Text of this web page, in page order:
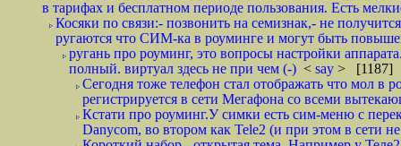
в тарифах и бесплатном периоде пользования. Есть
Косяки по связи:- позвонить на семизнак,- не
ругаются что СИМ-ка в роуминге и могут быть
ругань про роуминг, это вопросы настройки
полный. виртуал здесь не при чем (-) < say > [1187]
Сегодня тоже телефон стал отображать что мол в
регистрируется в сети Мегафона со всеми
Кстати про роуминг.У симки есть сим-меню с
Danycom, во втором как Tele2 (и при этом в сети